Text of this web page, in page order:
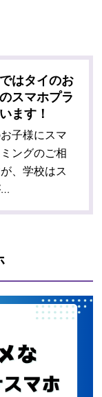
はタイのお
スマホプラ
ます！
子様にスマ
ングのご相
、学校はス
…